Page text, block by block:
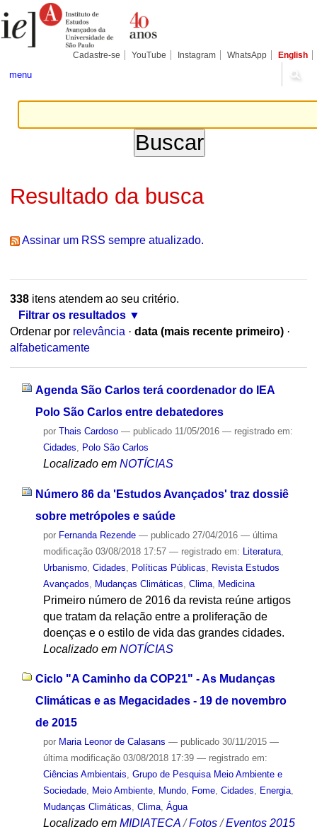
para
conteúdo.
Pessoais
Cadastre-se YouTube Instagram WhatsApp English
menu
Resultado da busca
Assinar um RSS sempre atualizado.
338itens atendem ao seu critério.
Filtrar os resultados
Ordenar por relevância · data (mais recente primeiro) ·
alfabeticamente
Agenda São Carlos terá coordenador do IEA
Polo São Carlos entre debatedores
por Thais Cardoso — publicado11/05/2016 — registrado em:
Cidades
Polo São Carlos
Localizado em NOTÍCIAS
Número 86 da 'Estudos Avançados' traz dossiê
sobre metrópoles e saúde
por Fernanda Rezende — publicado27/04/2016 — última
modificação03/08/2018 17:57 — registrado em: Literatura,
Urbanismo, Cidades Políticas Públicas
Revista Estudos
Avançados
Mudanças Climáticas Clima, Medicina
Primeiro número de 2016 da revista reúne artigos
que tratam da relação entre a proliferação de
doenças e o estilo de vida das grandes cidades.
Localizado em NOTÍCIAS
Ciclo "A Caminho da COP21" - As Mudanças
Climáticas e as Megacidades - 19 de novembro
de 2015
por Maria Leonor de Calasans — publicado30/11/2015 —
última modificação03/08/2018 17:39 — registrado em:
Ciências Ambientais, Grupo de Pesquisa Meio Ambiente e
Sociedade, Meio Ambiente, Mundo, Fome, Cidades, Energia,
Mudanças Climáticas, Clima, Água
Localizado em MIDIATECA /Fotos /Eventos 2015